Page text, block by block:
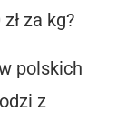
za kg?
polskich
z